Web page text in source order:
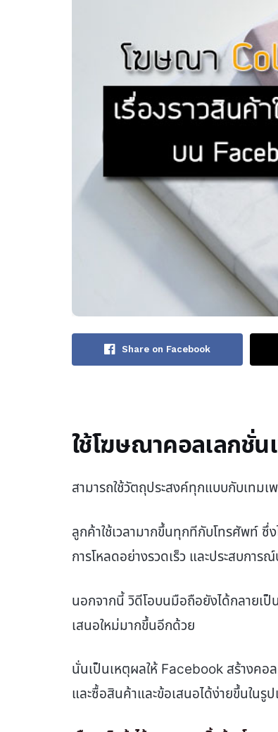
Share on Facebook
ใช้โฆษณาคอลเลกชั่
สามารถใช้วัตถุประสงค์ทุกแบบกับเทม
ลูกค้าใช้เวลามากขึ้นทุกทีกับโทรศัพท์ ซึ่
การโหลดอย่างรวดเร็ว และประสบกา
นอกจากนี้ วิดีโอบนมือถือยังได้กลายเ
เสนอใหม่มากขึ้นอีกด้วย
นั่นเป็นเหตุผลให้ Facebook สร้างค
และซื้อสินค้าและข้อเสนอได้ง่ายขึ้นในรู